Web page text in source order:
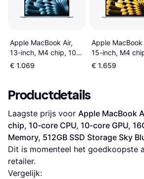
Apple MacBook Air,
13-inch, M4 chip, 10-
core CPU, 8-core
Storage, Sky Blue
€ 1.069
Apple MacBook
15-inch, M4
core CPU, 10-
€ 1.659
Productdetails
Laagste prijs voor Apple MacBook
chip, 10-core CPU, 10-core GPU,
Memory, 512GB SSD Storage Sky
Dit is momenteel het goedkoopste
retailer.
Vergelijk: